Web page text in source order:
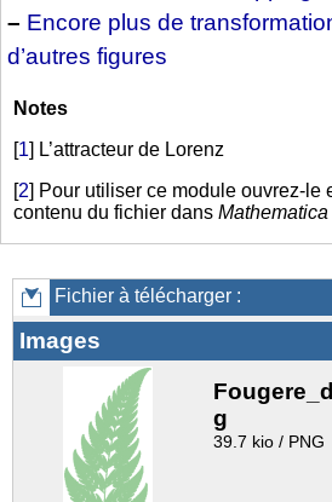
– Encore plus de
d’autres figures
Notes
[1] L’attracteur de Lorenz
[2] Pour utiliser ce module ouvrez-le
contenu du fichier dans Mathematica
Fichier à télécharger :
Images
g
39.7 kio / PNG